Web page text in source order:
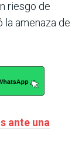
riesgo de
la amenaza de
ante una